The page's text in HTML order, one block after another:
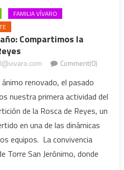
FAMILIA VÍVARO
Compartimos la
Comment(0)
renovado, el pasado
nuestra primera actividad del
de la Rosca de Reyes, un
en una de las dinámicas
equipos. La convivencia
Torre San Jerónimo, donde